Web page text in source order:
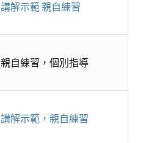
講解示範 親自練習
親自練習，個別指導
講解示範，親自練習